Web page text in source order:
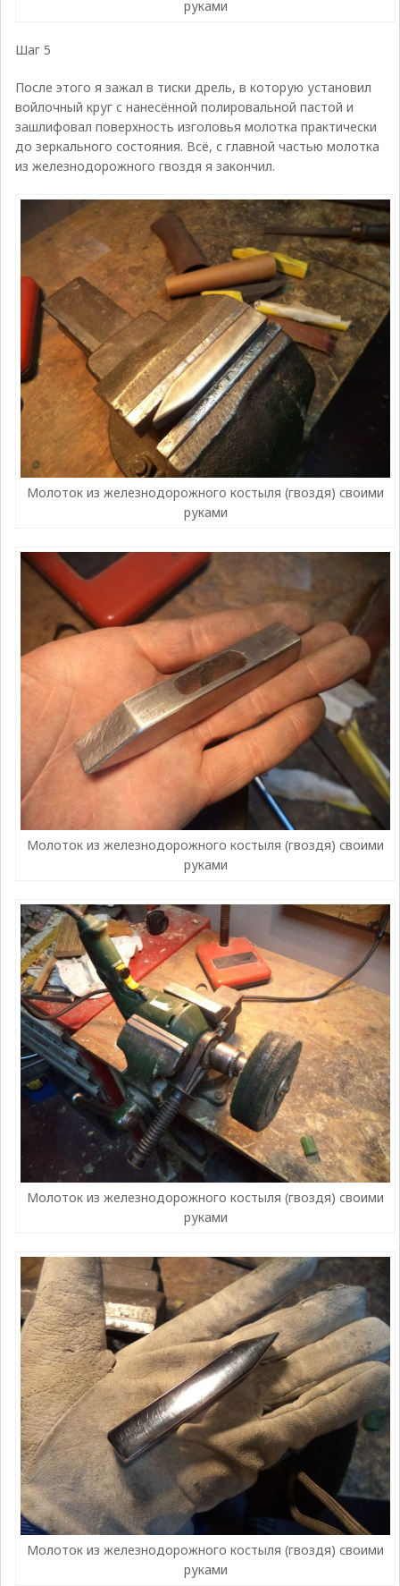
руками
Шаг 5
После этого я зажал в тиски дрель, в которую установил
войлочный круг с нанесённой полировальной пастой и
зашлифовал поверхность изголовья молотка практически
до зеркального состояния. Всё, с главной частью молотка
из железнодорожного гвоздя я закончил.
Молоток из железнодорожного костыля (гвоздя) своими
руками
Молоток из железнодорожного костыля (гвоздя) своими
руками
Молоток из железнодорожного костыля (гвоздя) своими
руками
Молоток из железнодорожного костыля (гвоздя) своими
руками